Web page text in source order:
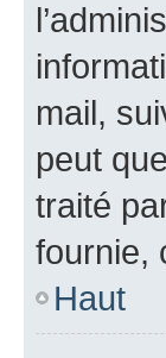
mail,
peut
traité
fournie,
Haut